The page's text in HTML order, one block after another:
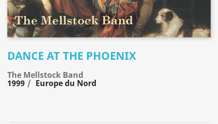
DANCE AT THE PHOENIX
The Mellstock Band
1999 Europe du Nord